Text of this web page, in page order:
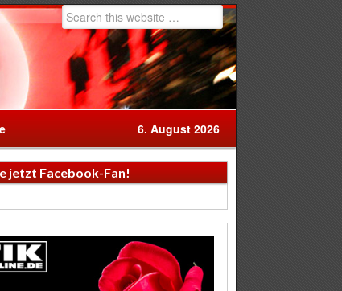
6. August 2026
jetzt Facebook-Fan!